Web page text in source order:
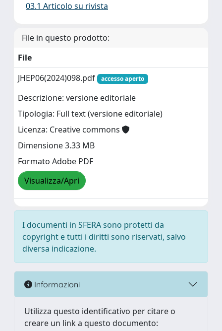
03.1 Articolo su rivista
File in questo prodotto:
File
JHEP06(2024)098.pdf
accesso aperto
Descrizione: versione editoriale
Tipologia: Full text (versione editoriale)
Licenza: Creative commons
Dimensione 3.33 MB
Formato Adobe PDF
Visualizza/Apri
I documenti in SFERA sono protetti da
copyright e tutti i diritti sono riservati, salvo
diversa indicazione.
Informazioni
Utilizza questo identificativo per citare o
creare un link a questo documento: